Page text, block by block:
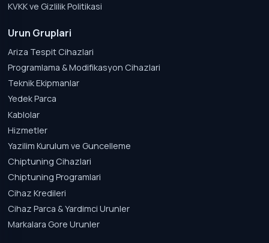
KVKK ve Gizlilik Politikasi
Urun Gruplari
Ariza Tespit Cihazlari
Programlama & Modifikasyon Cihazlari
Teknik Ekipmanlar
Yedek Parca
Kablolar
Hizmetler
Yazilim Kurulum ve Guncelleme
Chiptuning Cihazlari
Chiptuning Programlari
Cihaz Kredileri
Cihaz Parca & Yardimci Urunler
Markalara Gore Urunler